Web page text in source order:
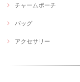
チャームポーチ
バッグ
アクセサリー